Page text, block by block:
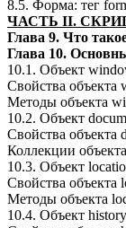
8.5. Форма: тег
ЧАСТЬ II.
Глава 9. Что
Глава 10.
10.1. Объект
Свойства объекта
Методы объекта
10.2. Объект
Свойства объекта
Коллекции
10.3. Объект
Свойства объекта
Методы объекта
10.4. Объект